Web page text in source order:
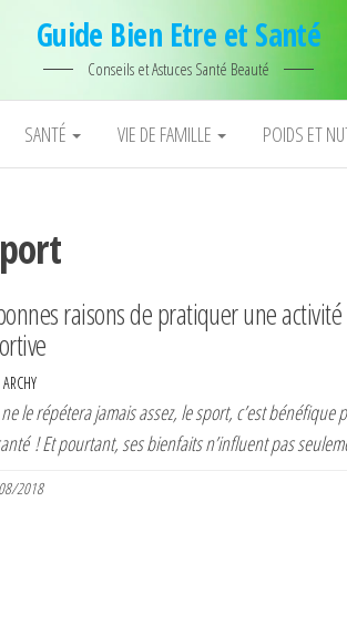
Guide Bien Etre et Santé
Conseils et Astuces Santé Beauté
SANTÉ VIE DE FAMILLE POIDS ET
raisons de pratiquer une activité
ARCHY
le répétera jamais assez, le sport, c’est bénéfique
! Et pourtant, ses bienfaits n’influent pas
2018